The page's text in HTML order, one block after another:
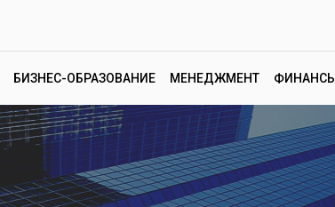
БИЗНЕС-ОБРАЗОВАНИЕ МЕНЕДЖМЕНТ ФИНАНСЫ